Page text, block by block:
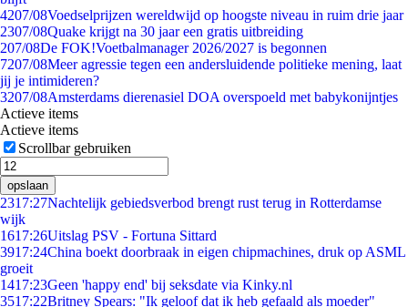
4207/08Voedselprijzen wereldwijd op hoogste niveau in ruim drie jaar
2307/08Quake krijgt na 30 jaar een gratis uitbreiding
207/08De FOK!Voetbalmanager 2026/2027 is begonnen
7207/08Meer agressie tegen een andersluidende politieke mening, laat
jij je intimideren?
3207/08Amsterdams dierenasiel DOA overspoeld met babykonijntjes
Actieve items
Actieve items
Scrollbar gebruiken
opslaan
2317:27Nachtelijk gebiedsverbod brengt rust terug in Rotterdamse
wijk
1617:26Uitslag PSV - Fortuna Sittard
3917:24China boekt doorbraak in eigen chipmachines, druk op ASML
groeit
1417:23Geen 'happy end' bij seksdate via Kinky.nl
3517:22Britney Spears: "Ik geloof dat ik heb gefaald als moeder"